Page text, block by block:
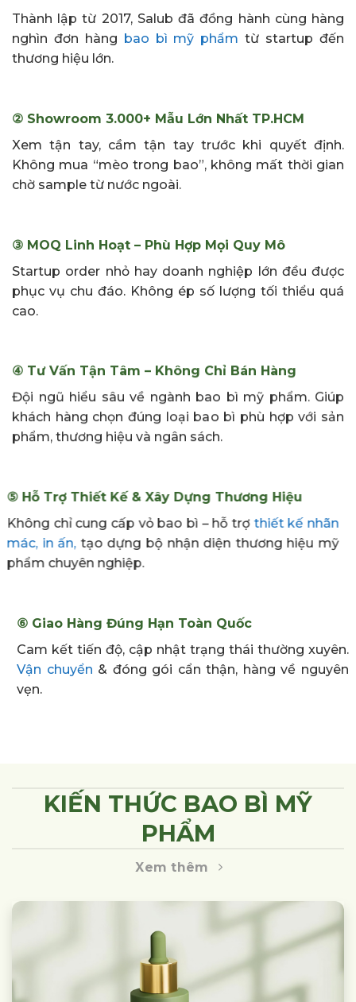
Thành lập từ 2017, Salub đã đồng hành cùng hàng
nghìn đơn hàng
bao bì mỹ phẩm từ startup đến
thương hiệu lớn.
② Showroom 3.000+ Mẫu Lớn Nhất TP.HCM
Xem tận tay, cầm tận tay trước khi quyết định.
Không mua “mèo trong bao”, không mất thời gian
chờ sample từ nước ngoài.
③ MOQ Linh Hoạt – Phù Hợp Mọi Quy Mô
Startup order nhỏ hay doanh nghiệp lớn đều được
phục vụ chu đáo. Không ép số lượng tối thiểu quá
cao.
④ Tư Vấn Tận Tâm – Không Chỉ Bán Hàng
Đội ngũ hiểu sâu về ngành bao bì mỹ phẩm. Giúp
khách hàng chọn đúng loại bao bì phù hợp với sản
phẩm, thương hiệu và ngân sách.
⑤ Hỗ Trợ Thiết Kế & Xây Dựng Thương Hiệu
Không chỉ cung cấp vỏ bao bì – hỗ trợthiết kế nhãn
mác, in ấn,tạo dựng bộ nhận diện thương hiệu mỹ
phẩm chuyên nghiệp.
⑥ Giao Hàng Đúng Hạn Toàn Quốc
Cam kết tiến độ, cập nhật trạng thái thường xuyên.
Vận chuyển& đóng gói cẩn thận, hàng về nguyên
vẹn.
KIẾN THỨC BAO BÌ MỸ
PHẨM
Xem thêm